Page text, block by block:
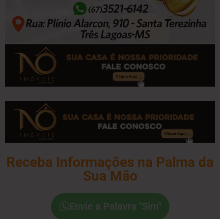
Receba Informações na Palma da
Sua Mão
Envie a Palavra "Sim"